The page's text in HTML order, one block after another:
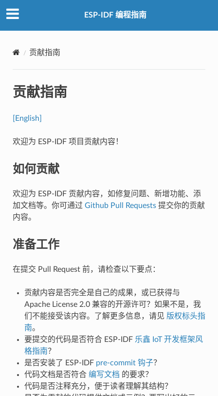
ESP-IDF 编程指南
贡献指南
贡献指南
[English]
欢迎为 ESP-IDF 项目贡献内容！
如何贡献
欢迎为 ESP-IDF 贡献内容，如修复问题、新增功能、添
加文档等。你可通过 Github Pull Requests提交你的贡献
内容。
准备工作
在提交 Pull Request 前，请检查以下要点：
贡献内容是否完全是自己的成果，或已获得与
Apache License 2.0 兼容的开源许可？如果不是，我
们不能接受该内容。了解更多信息，请见 版权标头指
南。
要提交的代码是否符合 ESP-IDF 乐鑫 IoT 开发框架风
格指南？
是否安装了 ESP-IDF pre-commit 钩子？
代码文档是否符合 编写文档 的要求？
代码是否注释充分，便于读者理解其结构？